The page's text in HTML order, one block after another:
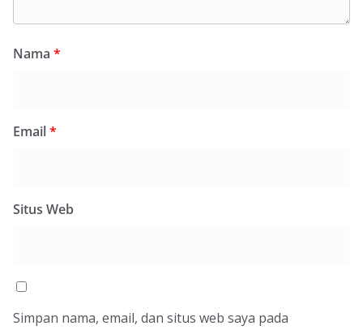
Nama *
Email*
Situs Web
Simpan nama, email, dan situs web saya pada